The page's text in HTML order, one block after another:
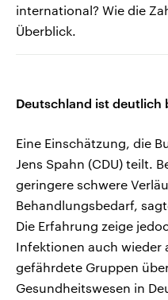
international? Wie die
Überblick.
Deutschland ist deutlich
Eine Einschätzung, die
Jens Spahn (CDU) teilt.
geringere schwere
Behandlungsbedarf,
Die Erfahrung zeige
Infektionen auch wieder
gefährdete Gruppen
Gesundheitswesen in